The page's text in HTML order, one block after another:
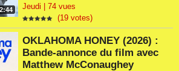
2:44
Jeudi | 74 vues
(19 votes)
OKLAHOMA HONEY (2026) :
Bande-annonce du film avec
Matthew McConaughey